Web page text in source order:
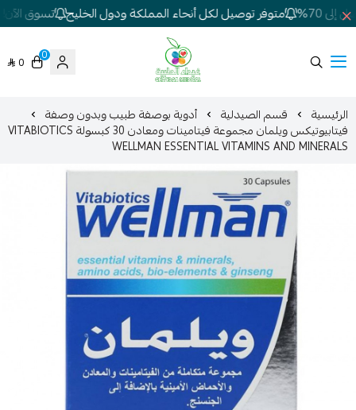
70% متوفر توصيل لكل أنحاء المملكة ودول الخليج تسوق الآن!
شركة غيداء المتطورة الطبية
0
0
الرئيسية قسم الصيدلية أدوية بوصفة طبيب وبدون وصفة
فيتابيوتيكس ويلمان مجموعة فيتامينات ومعادن 30 كبسولة VITABIOTICS
WELLMAN ESSENTIAL VITAMINS AND MINERALS